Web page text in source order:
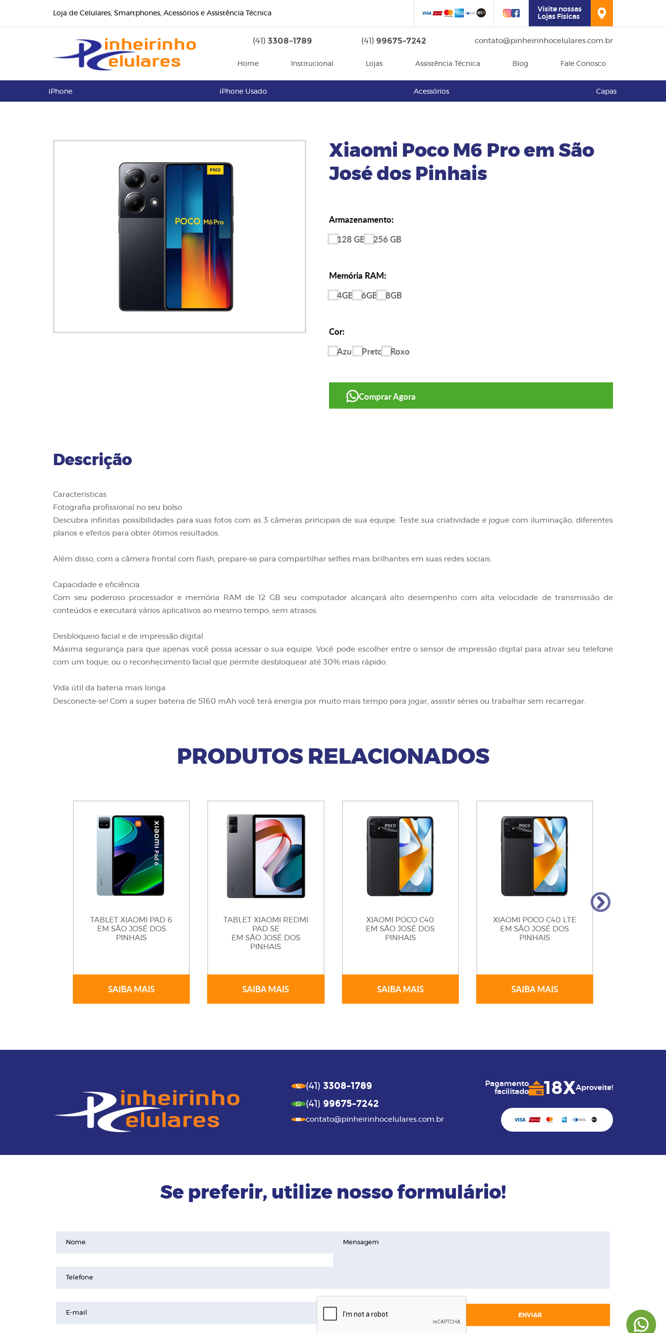
Loja de Celulares, Smartphones, Acessórios e Assistência Técnica
Visite nossas
Lojas Físicas
(41) 3308-1789 (41) 99675-7242 contato@pinheirinhocelulares.com.br
Home Institucional Lojas Assistência Técnica Blog Fale Conosco
iPhone iPhone Usado Acessórios Capas
Xiaomi Poco M6 Pro em São
José dos Pinhais
Armazenamento:
128 GB
256 GB
Memória RAM:
4GB
6GB 8GB
Cor:
Azul
Preto Roxo
Comprar Agora
Descrição
Características
Fotografia profissional no seu bolso
Descubra infinitas possibilidades para suas fotos com as 3 câmeras principais de sua equipe. Teste sua criatividade e jogue com iluminação, diferentes
planos e efeitos para obter ótimos resultados.
Além disso, com a câmera frontal com flash, prepare-se para compartilhar selfies mais brilhantes em suas redes sociais.
Capacidade e eficiência
Com seu poderoso processador e memória RAM de 12 GB seu computador alcançará alto desempenho com alta velocidade de transmissão de
conteúdos e executará vários aplicativos ao mesmo tempo, sem atrasos.
Desbloqueio facial e de impressão digital
Máxima segurança para que apenas você possa acessar o sua equipe. Você pode escolher entre o sensor de impressão digital para ativar seu telefone
com um toque, ou o reconhecimento facial que permite desbloquear até 30% mais rápido.
Vida útil da bateria mais longa
Desconecte-se! Com a super bateria de 5 160 mAh você terá energia por muito mais tempo para jogar, assistir séries ou trabalhar sem recarregar.
PRODUTOS RELACIONADOS
TABLET XIAOMI PAD 6
EM SÃO JOSÉ DOS
PINHAIS
SAIBA MAIS
TABLET XIAOMI REDMI
PAD SE
EM SÃO JOSÉ DOS
PINHAIS
SAIBA MAIS
XIAOMI POCO C40
EM SÃO JOSÉ DOS
PINHAIS
SAIBA MAIS
XIAOMI POCO C40 LTE
EM SÃO JOSÉ DOS
PINHAIS
SAIBA MAIS
(41) 3308-1789
(41) 99675-7242
contato@pinheirinhocelulares.com.br
Pagamento
facilitado
18XAproveite!
Se preferir, utilize nosso formulário!
Nome
Telefone
E-mail
Mensagem
ENVIAR